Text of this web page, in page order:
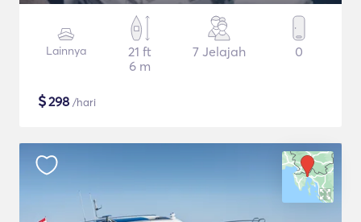
Lainnya
21 ft
6 m
7 Jelajah 0
$298 /hari